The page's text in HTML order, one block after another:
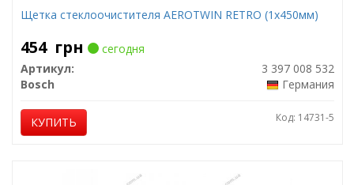
Щетка стеклоочистителя AEROTWIN RETRO (1х450мм)
454 грн
сегодня
Артикул:
3 397 008 532
Bosch
Германия
КУПИТЬ Код: 14731-5